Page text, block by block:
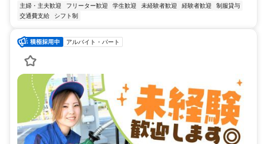
主婦・主夫歓迎 フリーター歓迎 学生歓迎 未経験者歓迎 経験者歓迎
制服貸与
交通費支給
シフト制
アルバイト・パート